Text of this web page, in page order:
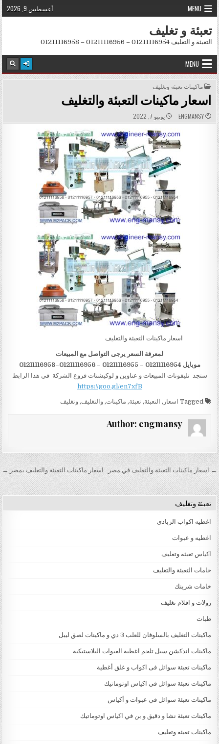
Skip to content
MENU أغسطس 9, 2026
تعبئة و تغليف
التعبئة و التغليف 01211116954 – 01211116956 – 01211116958
MENU
POSTED IN
ماكينات تعبئة وتغليف
اسعار ماكينات التعبئة والتغليف
AUTHOR:
ENGMANSY
PUBLISHED DATE:
يونيو 7, 2022
اسعار ماكينات التعبئة والتغليف
لمعرفة السعر يرجى التواصل مع المبيعات
موبايل 01211116954 – 01211116955 – 01211116956–01211116958
ستجد تليفونات المبيعات و عناوين و لوكيشنات فروع الشركة في هذا الرابط
https://goo.gl/en7xfB
Tagged اسعار , التعبئة,تعبئة, ماكينات,والتغليف,وتغليف
Author: engmansy
تصفّح المقالات اسعار ماكينات التعبئة والتغليف بمصر → ← اسعار ماكينات التعبئة والتغليف في مصر
تعبئة وتغليف
اغطيه اكواب الزبادى
اغطيه و عبوات
اكياس تعبئة وتغليف
خامات التعبئة والتغليف
خامات شرينك
رولات و افلام تغليف
طبات
ماكينات التغليف بالسلوفان للعلب 3 دي و ماكينات لصق ليبل
ماكينات اندكشن سيل تلحم اغطية العبوات البلاستيكية
ماكينات تعبئة سوائل فى اكواب و غلق أغطية
ماكينات تعبئة سوائل في اكياس اوتوماتيك
ماكينات تعبئة سوائل في عبوات و أكياس
ماكينات تعبئة نشا و دقيق و بن في اكياس اوتوماتيك
ماكينات تعبئة وتغليف